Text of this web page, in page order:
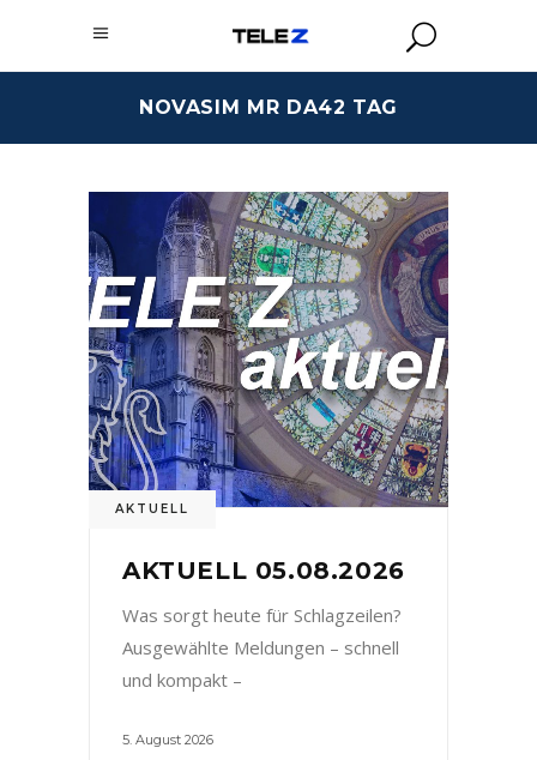
NOVASIM MR DA42 TAG
AKTUELL
AKTUELL 05.08.2026
Was sorgt heute für Schlagzeilen?
Ausgewählte Meldungen – schnell
und kompakt –
5. August 2026